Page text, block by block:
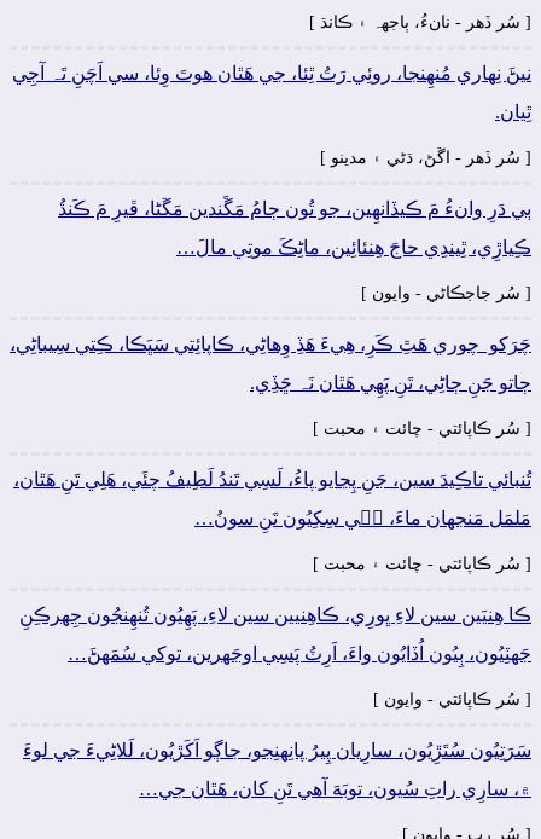
[ سُر ڏھر - نانءُ، ٻاجهہ ۽ ڪانڌ ]
نيڻَ نِھاري مُنھِنجا، روئِي رَتُ ٿِئا، جي ھَٿان ھوتَ وِئا، سي اَچَنِ تَہ آجِي
ٿِيان.
[ سُر ڏھر - اڱڻ، ڌڻي ۽ مدينو ]
ٻي دَرِ وانءُ مَ ڪيڏانھِين، جو تُون ڄامُ مَڱَندين مَڱڻا، ڦيرِ مَ ڪَنڌُ
ڪِياڙِي، ٿِيندِي حاجَ ھِنئائِين، ماڻِڪَ موتِي مالَ…
[ سُر جاجڪاڻي - وايون ]
چَرَکو چوري ھَٿِ ڪَرِ، ھِيءَ ھَڏِ وِھاڻِي، ڪاپائِتي سَڀَڪا، ڪِتي سِيباڻِي،
ڄاتو جَنِ ڄاڻِي، تَنِ پَھِي ھَٿان نَہ ڇَڏِي.
[ سُر ڪاپائتي - چائت ۽ محبت ]
تُنبائي تاڪِيدَ سين، جَنِ پِڃايو پاءُ، لَسِي تَندُ لَطِيفُ چئَي، ھَلِي تَنِ ھَٿان،
مَلمَل مَنجهان ماءَ، جٖي سِکِيُون تَنِ سونُ…
[ سُر ڪاپائتي - چائت ۽ محبت ]
ڪا ھِنيَين سين لاءِ ڀورِي، ڪاھِنيين سين لاءِ، پَھِيُون تُنھِنجُون جِهرڪِنِ
جَهٽِيُون، ٻِيُون اُڏايُون واءَ، اَرِٽُ پَسِي اوجَهرين، توکي سُمَهڻَ…
[ سُر ڪاپائتي - وايون ]
سَرَتِيُون سُتَڙِيُون، سارِيان پِيرُ پانِھنِجو، جاڳو اَکَڙيُون، لَلاڻِيءَ جي لوءَ
۾، سارِي راتِ سُيون، توبَهَ آھي تَنِ کان، ھَٿان جي…
[ سُر رِپ - وايون ]